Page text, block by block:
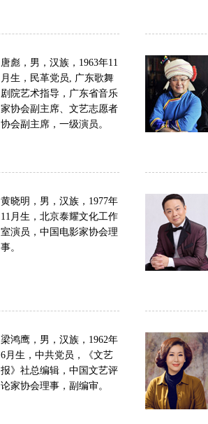
唐彪，男，汉族，1963年11
月生，民革党员, 广东歌舞
剧院艺术指导，广东省音乐
家协会副主席、文艺志愿者
协会副主席，一级演员。
黄晓明，男，汉族，1977年
11月生，北京泰耀文化工作
室演员，中国电影家协会理
事。
梁鸿鹰，男，汉族，1962年
6月生，中共党员，《文艺
报》社总编辑，中国文艺评
论家协会理事，副编审。